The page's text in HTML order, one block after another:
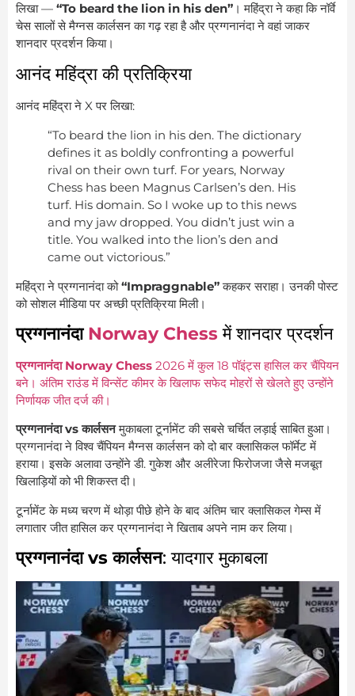
लिखा — “To beard the lion in his den” । महिंद्रा ने कहा कि नॉर्वे
चेस सालों से मैग्नस कार्लसन का गढ़ रहा है और प्रग्गनानंदा ने वहां जाकर
शानदार प्रदर्शन किया।
आनंद महिंद्रा की प्रतिक्रिया
आनंद महिंद्रा ने X पर लिखा:
“To beard the lion in his den. The dictionary
defines it as boldly confronting a powerful
rival on their own turf. For years, Norway
Chess has been Magnus Carlsen’s den. His
turf. His domain. So I woke up to this news
and my jaw dropped. You didn’t just win a
title. You walked into the lion’s den and
came out victorious.”
महिंद्रा ने प्रग्गनानंदा को“Impraggnable”कहकर सराहा। उनकी पोस्ट
को सोशल मीडिया पर अच्छी प्रतिक्रिया मिली।
प्रग्गनानंदाNorway Chess में शानदार प्रदर्शन
प्रग्गनानंदा Norway Chess 2026 में कुल 18 पॉइंट्स हासिल कर चैंपियन
बने। अंतिम राउंड में विन्सेंट कीमर के खिलाफ सफेद मोहरों से खेलते हुए उन्होंने
निर्णायक जीत दर्ज की।
प्रग्गनानंदा vs कार्लसनमुकाबला टूर्नामेंट की सबसे चर्चित लड़ाई साबित हुआ।
प्रग्गनानंदा ने विश्व चैंपियन मैग्नस कार्लसन को दो बार क्लासिकल फॉर्मेट में
हराया। इसके अलावा उन्होंने डी. गुकेश और अलीरेजा फिरोजजा जैसे मजबूत
खिलाड़ियों को भी शिकस्त दी।
टूर्नामेंट के मध्य चरण में थोड़ा पीछे होने के बाद अंतिम चार क्लासिकल गेम्स में
लगातार जीत हासिल कर प्रग्गनानंदा ने खिताब अपने नाम कर लिया।
प्रग्गनानंदा vs कार्लसन: यादगार मुकाबला